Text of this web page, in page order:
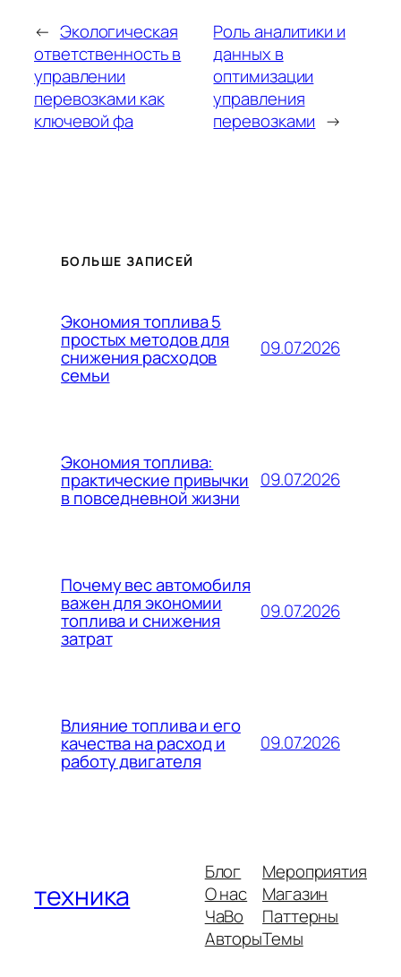
← Экологическая
ответственность в
управлении
перевозками как
ключевой фа
Роль аналитики и
данных в
оптимизации
управления
перевозками →
БОЛЬШЕ ЗАПИСЕЙ
Экономия топлива 5
простых методов для
снижения расходов
семьи
09.07.2026
Экономия топлива:
практические привычки
в повседневной жизни
09.07.2026
Почему вес автомобиля
важен для экономии
топлива и снижения
затрат
09.07.2026
Влияние топлива и его
качества на расход и
работу двигателя
09.07.2026
техника
Блог
О нас
ЧаВо
Авторы
Мероприятия
Магазин
Паттерны
Темы